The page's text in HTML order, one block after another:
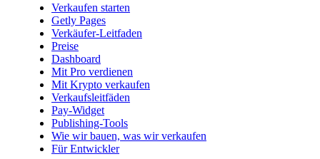
Verkaufen starten
Getly Pages
Verkäufer-Leitfaden
Preise
Dashboard
Mit Pro verdienen
Mit Krypto verkaufen
Verkaufsleitfäden
Pay-Widget
Publishing-Tools
Wie wir bauen, was wir verkaufen
Für Entwickler